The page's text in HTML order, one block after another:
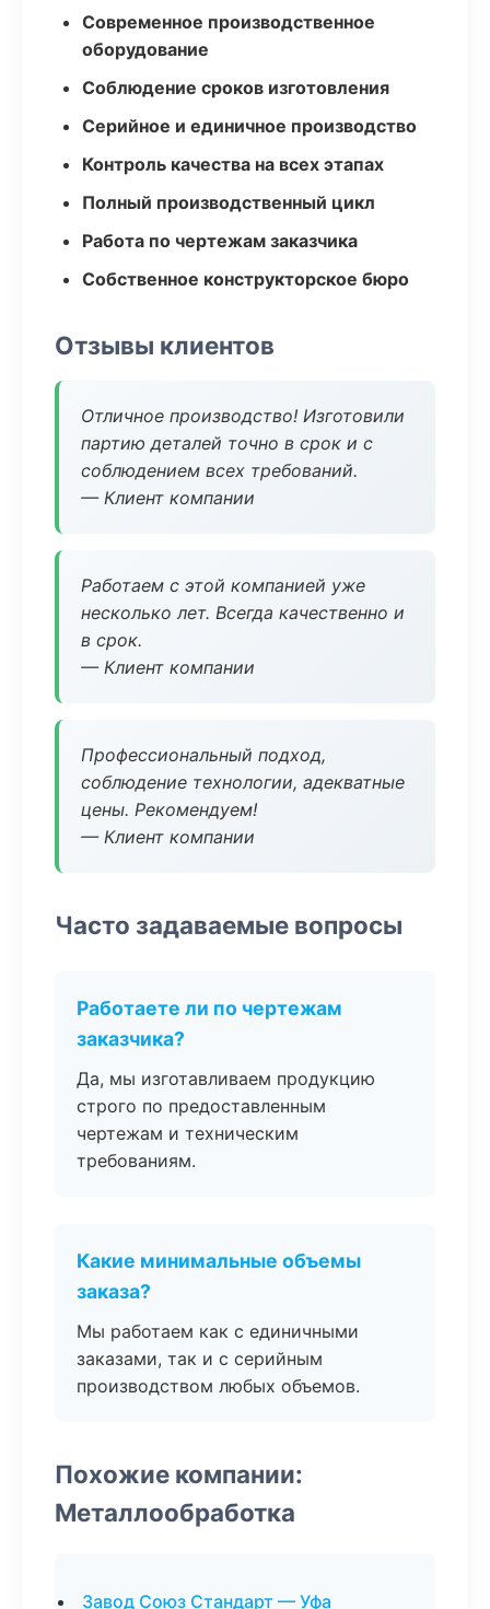
Современное производственное
оборудование
Соблюдение сроков изготовления
Серийное и единичное производство
Контроль качества на всех этапах
Полный производственный цикл
Работа по чертежам заказчика
Собственное конструкторское бюро
Отзывы клиентов
Отличное производство! Изготовили
партию деталей точно в срок и с
соблюдением всех требований.
— Клиент компании
Работаем с этой компанией уже
несколько лет. Всегда качественно и
в срок.
— Клиент компании
Профессиональный подход,
соблюдение технологии, адекватные
цены. Рекомендуем!
— Клиент компании
Часто задаваемые вопросы
Работаете ли по чертежам
заказчика?
Да, мы изготавливаем продукцию
строго по предоставленным
чертежам и техническим
требованиям.
Какие минимальные объемы
заказа?
Мы работаем как с единичными
заказами, так и с серийным
производством любых объемов.
Похожие компании:
Металлообработка
Завод Союз Стандарт — Уфа